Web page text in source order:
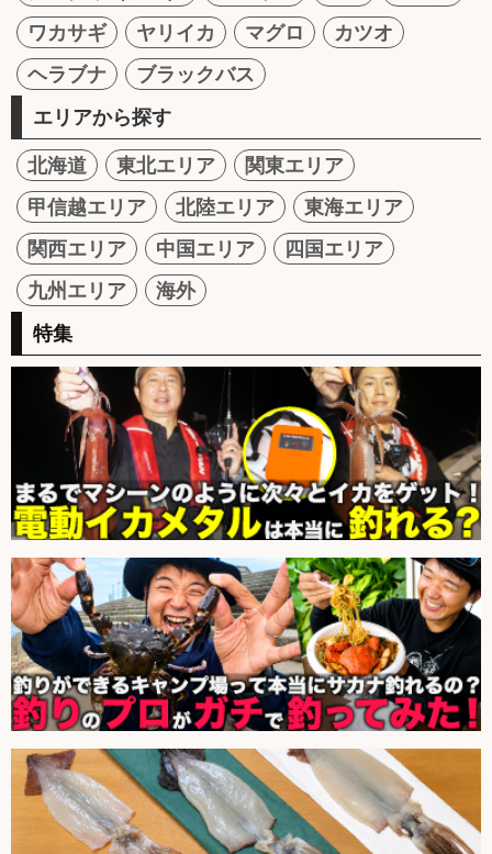
ワカサギ
ヤリイカ マグロ
カツオ
ヘラブナ
ブラックバス
エリアから探す
北海道 東北エリア
関東エリア
甲信越エリア
北陸エリア
東海エリア
関西エリア
中国エリア
四国エリア
九州エリア
海外
特集